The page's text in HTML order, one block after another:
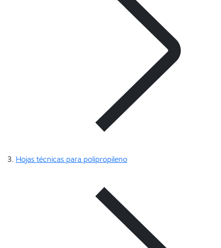
Hojas técnicas para polipropileno